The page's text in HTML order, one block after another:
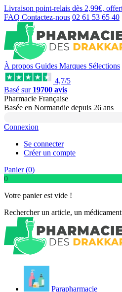
Livraison point-relais dès 2,99€,
FAQ Contactez-nous 02 61 53 65 40
À propos Guides Marques Sélections
4,7/5
Basé sur 19700 avis
Pharmacie Française
Basée en Normandie depuis 26 ans
Connexion
Se connecter
Créer un compte
Panier (0)
0
Votre panier est vide !
Rechercher un article, un
Parapharmacie